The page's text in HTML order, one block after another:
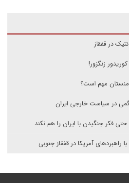
در قفقاز
زنگزور!
مهم است؟
گمی در سیاست خارجی ایران
فکر جنگیدن با ایران را هم نکند
راهبردهای آمریکا در قفقاز جنوبی